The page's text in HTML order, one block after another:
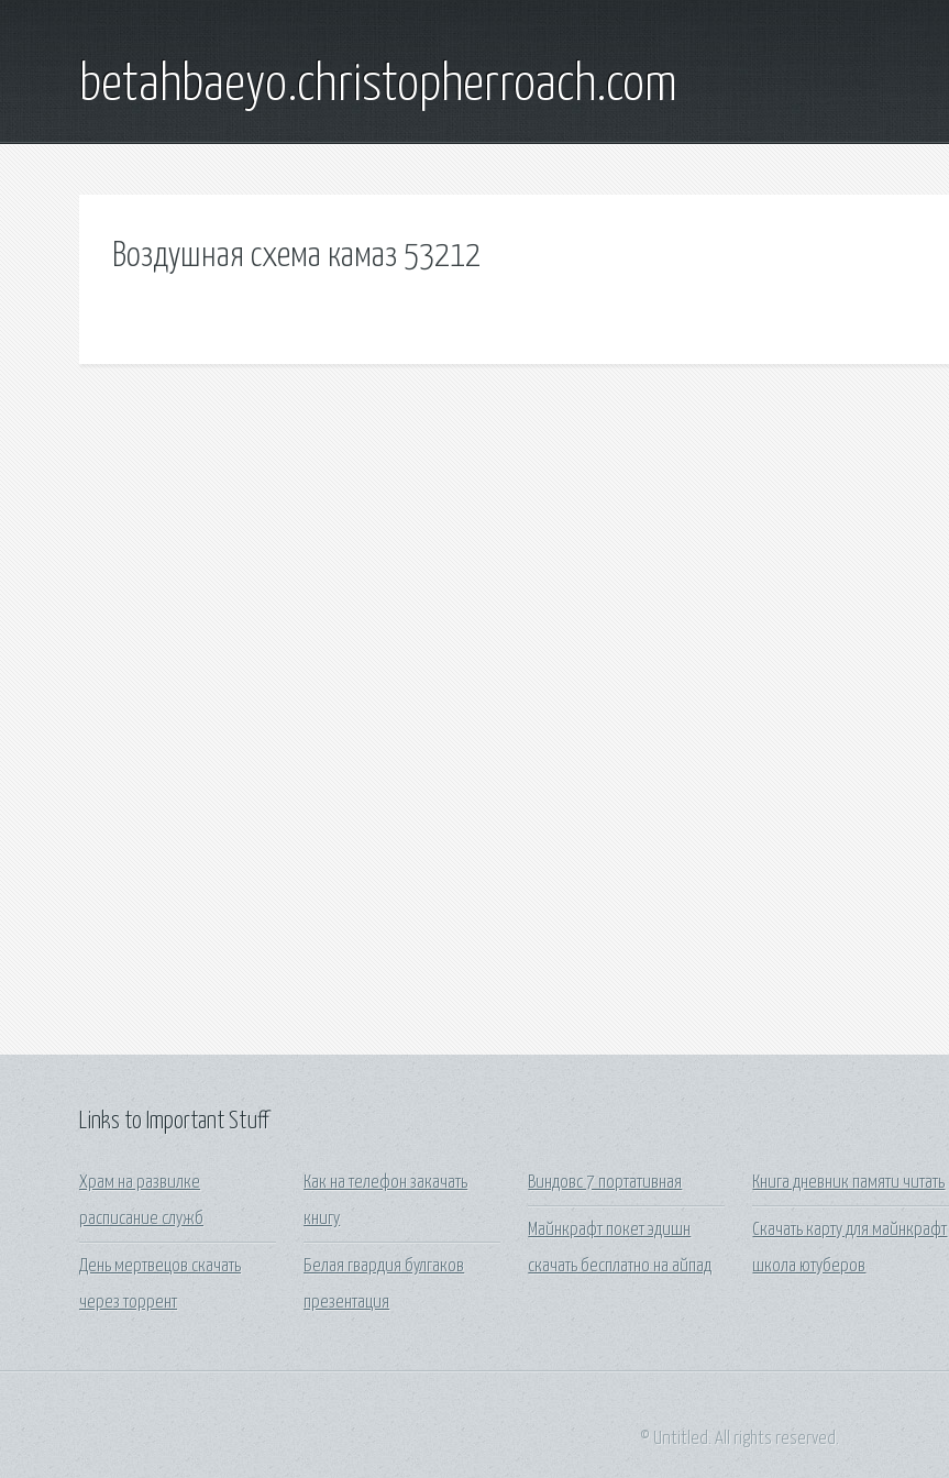
betahbaeyo.christopherroach.com
Воздушная схема камаз 53212
Links to Important Stuff
Храм на развилке
расписание служб
День мертвецов скачать
через торрент
Как на телефон закачать
книгу
Белая гвардия булгаков
презентация
Виндовс 7 портативная
Майнкрафт покет эдишн
скачать бесплатно на айпад
Книга дневник памяти читать
Скачать карту для майнкрафт
школа ютуберов
© Untitled. All rights reserved.